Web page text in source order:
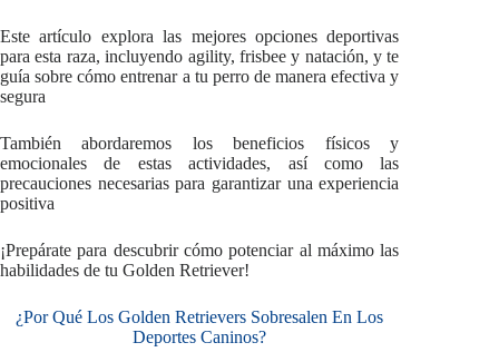
Este artículo explora las mejores opciones deportivas
para esta raza, incluyendo agility, frisbee y natación, y te
guía sobre cómo entrenar a tu perro de manera efectiva y
segura
También abordaremos los beneficios físicos y
emocionales de estas actividades, así como las
precauciones necesarias para garantizar una experiencia
positiva
¡Prepárate para descubrir cómo potenciar al máximo las
habilidades de tu Golden Retriever!
¿Por Qué Los Golden Retrievers Sobresalen En Los
Deportes Caninos?